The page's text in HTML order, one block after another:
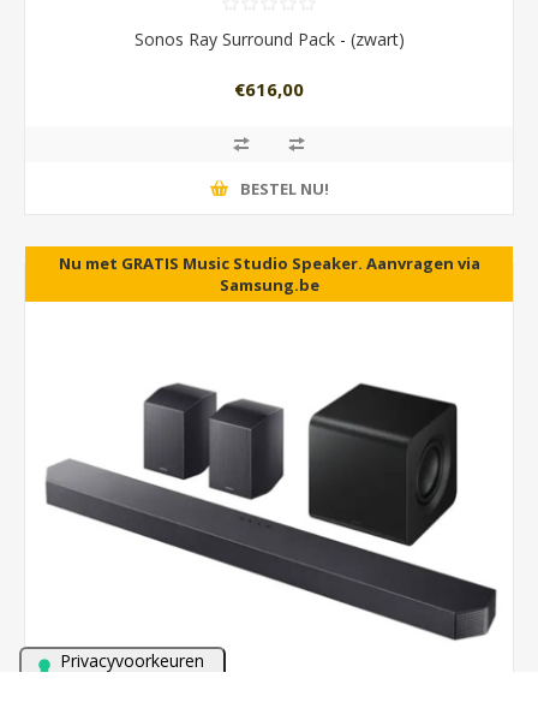
Sonos Ray Surround Pack - (zwart)
€616,00
BESTEL NU!
Nu met GRATIS Music Studio Speaker. Aanvragen via
Samsung.be